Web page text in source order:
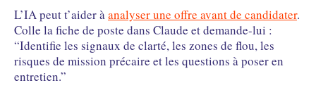
L’IA peut t’aider àanalyser une offre avant de candidater.
Colle la fiche de poste dans Claude et demande-lui :
“Identifie les signaux de clarté, les zones de flou, les
risques de mission précaire et les questions à poser en
entretien.”